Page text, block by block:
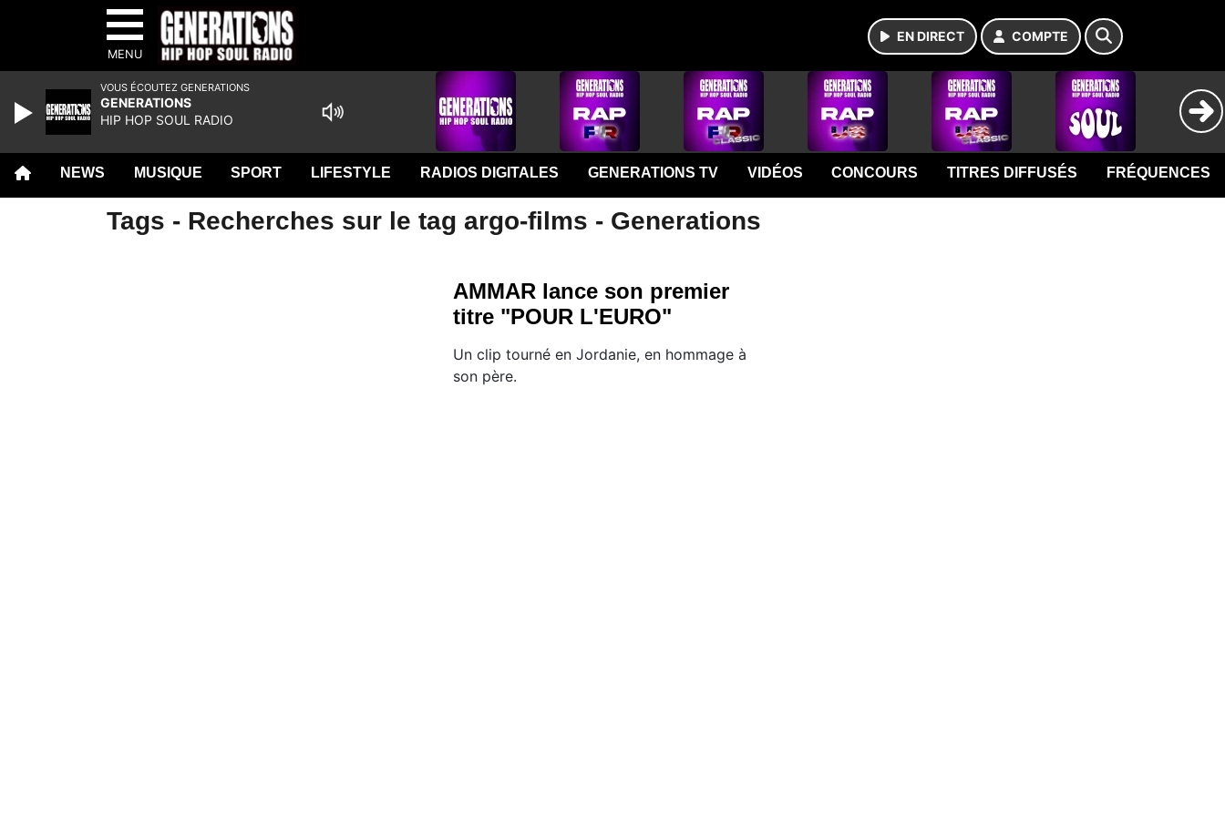
MENU
EN DIRECT COMPTE
NEWS MUSIQUE SPORT LIFESTYLE RADIOS DIGITALES GENERATIONS TV VIDÉOS CONCOURS TITRES DIFFUSÉS FRÉQUENCES
Tags - Recherches sur le tag argo-films - Generations
AMMAR lance son premier
titre "POUR L'EURO"
Un clip tourné en Jordanie, en hommage à
son père.
VOUS ÉCOUTEZ GENERATIONS
GENERATIONS
HIP HOP SOUL RADIO